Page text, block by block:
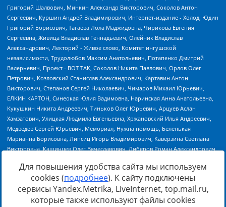
Источник:https://minjust.gov.ru/uploaded/files/reestr-
inostrannyih-agentov-22-03-2024.pdfданные на22.03.2024
Для повышения удобства сайта мы используем
cookies (подробнее). К сайту подключены
сервисы Yandex.Metrika, LiveInternet, top.mail.ru,
которые также используют файлы cookies